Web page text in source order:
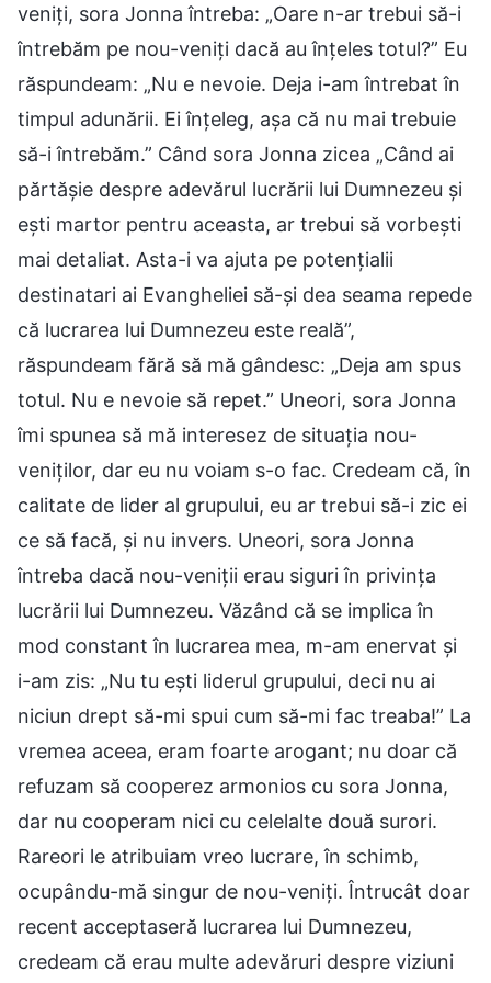
veniți, sora Jonna întreba: „Oare n-ar trebui să-i
întrebăm pe nou-veniți dacă au înțeles totul?” Eu
răspundeam: „Nu e nevoie. Deja i-am întrebat în
timpul adunării. Ei înțeleg, așa că nu mai trebuie
să-i întrebăm.” Când sora Jonna zicea „Când ai
părtășie despre adevărul lucrării lui Dumnezeu și
ești martor pentru aceasta, ar trebui să vorbești
mai detaliat. Asta-i va ajuta pe potențialii
destinatari ai Evangheliei să-și dea seama repede
că lucrarea lui Dumnezeu este reală”,
răspundeam fără să mă gândesc: „Deja am spus
totul. Nu e nevoie să repet.” Uneori, sora Jonna
îmi spunea să mă interesez de situația nou-
veniților, dar eu nu voiam s-o fac. Credeam că, în
calitate de lider al grupului, eu ar trebui să-i zic ei
ce să facă, și nu invers. Uneori, sora Jonna
întreba dacă nou-veniții erau siguri în privința
lucrării lui Dumnezeu. Văzând că se implica în
mod constant în lucrarea mea, m-am enervat și
i-am zis: „Nu tu ești liderul grupului, deci nu ai
niciun drept să-mi spui cum să-mi fac treaba!” La
vremea aceea, eram foarte arogant; nu doar că
refuzam să cooperez armonios cu sora Jonna,
dar nu cooperam nici cu celelalte două surori.
Rareori le atribuiam vreo lucrare, în schimb,
ocupându-mă singur de nou-veniți. Întrucât doar
recent acceptaseră lucrarea lui Dumnezeu,
credeam că erau multe adevăruri despre viziuni